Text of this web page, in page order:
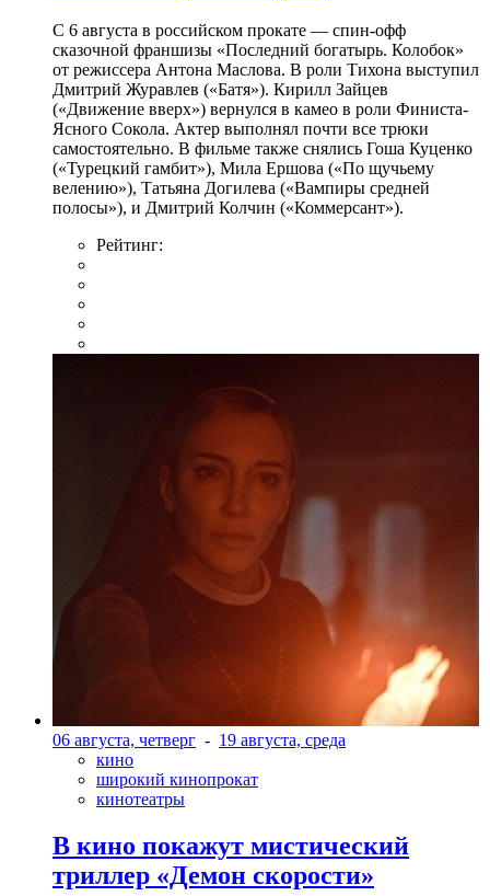
С 6 августа в российском прокате — спин-офф
сказочной франшизы «Последний богатырь. Колобок»
от режиссера Антона Маслова. В роли Тихона выступил
Дмитрий Журавлев («Батя»). Кирилл Зайцев
(«Движение вверх») вернулся в камео в роли Финиста-
Ясного Сокола. Актер выполнял почти все трюки
самостоятельно. В фильме также снялись Гоша Куценко
(«Турецкий гамбит»), Мила Ершова («По щучьему
велению»), Татьяна Догилева («Вампиры средней
полосы»), и Дмитрий Колчин («Коммерсант»).
Рейтинг:
06 августа, четверг - 19 августа, среда
кино
широкий кинопрокат
кинотеатры
В кино покажут мистический
триллер «Демон скорости»